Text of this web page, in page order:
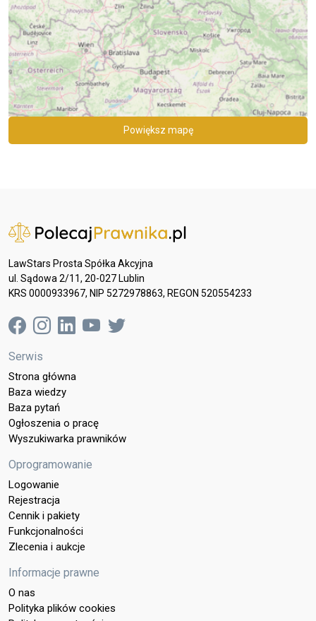
Powiększ mapę
LawStars Prosta Spółka Akcyjna
ul. Sądowa 2/11, 20-027 Lublin
KRS 0000933967, NIP 5272978863, REGON 520554233
Serwis
Strona główna
Baza wiedzy
Baza pytań
Ogłoszenia o pracę
Wyszukiwarka prawników
Oprogramowanie
Logowanie
Rejestracja
Cennik i pakiety
Funkcjonalności
Zlecenia i aukcje
Informacje prawne
O nas
Polityka plików cookies